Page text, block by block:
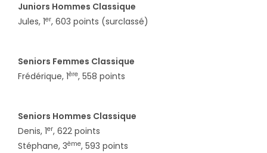
Juniors Hommes Classique
Jules, 1er, 603 points (surclassé)
Seniors Femmes Classique
Frédérique, 1ère, 558 points
Seniors Hommes Classique
Denis, 1er, 622 points
Stéphane, 3ème, 593 points